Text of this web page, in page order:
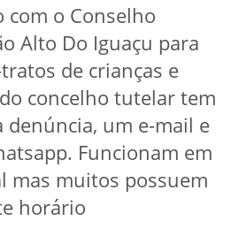
com o Conselho
Alto Do Iguaçu para
de crianças e
concelho tutelar tem
um e-mail e
Funcionam em
mas muitos possuem
horário